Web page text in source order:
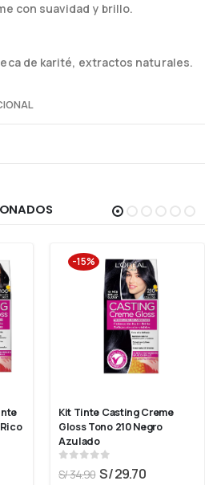
con suavidad y brillo.
de karité, extractos naturales.
-15%
Kit Tinte Casting Creme
Gloss Tono 210 Negro
Azulado
out of 5
S/34.90 S/29.70